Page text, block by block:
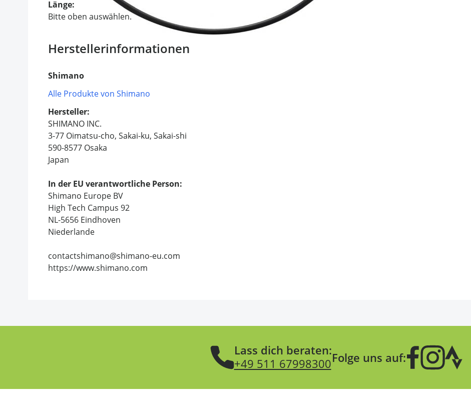
Länge:
Bitte oben auswählen.
Herstellerinformationen
Shimano
Alle Produkte von Shimano
Hersteller:
SHIMANO INC.
3-77 Oimatsu-cho, Sakai-ku, Sakai-shi
590-8577 Osaka
Japan
In der EU verantwortliche Person:
Shimano Europe BV
High Tech Campus 92
NL-5656 Eindhoven
Niederlande
contactshimano@shimano-eu.com
https://www.shimano.com
Lass dich beraten:
+49 511 67998300Folge uns auf: